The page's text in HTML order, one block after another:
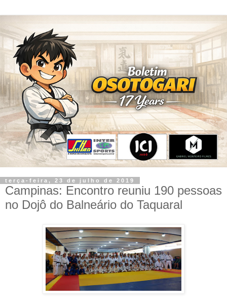
terça-feira, 23 de julho de 2019
Campinas: Encontro reuniu 190 pessoas
no Dojô do Balneário do Taquaral